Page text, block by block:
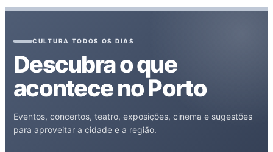
CULTURA TODOS OS DIAS
Descubra o que
acontece no Porto
Eventos, concertos, teatro, exposições, cinema e sugestões
para aproveitar a cidade e a região.